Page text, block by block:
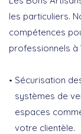
les particuliers.
compétences
professionnels à
Sécurisation
systèmes de
espaces
votre clientèle.